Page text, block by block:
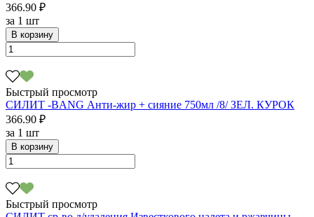
366.90 ₽
за 1 шт
В корзину
Быстрый просмотр
СИЛИТ -BANG Анти-жир + сияние 750мл /8/ ЗЕЛ. КУРОК
366.90 ₽
за 1 шт
В корзину
Быстрый просмотр